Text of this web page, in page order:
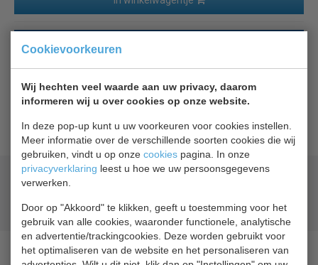
Cookievoorkeuren
Wij hechten veel waarde aan uw privacy, daarom
informeren wij u over cookies op onze website.
In deze pop-up kunt u uw voorkeuren voor cookies instellen.
Meer informatie over de verschillende soorten cookies die wij
gebruiken, vindt u op onze cookies pagina. In onze
privacyverklaring leest u hoe we uw persoonsgegevens
verwerken.
Door op "Akkoord" te klikken, geeft u toestemming voor het
gebruik van alle cookies, waaronder functionele, analytische
en advertentie/trackingcookies. Deze worden gebruikt voor
het optimaliseren van de website en het personaliseren van
Terug naar overzicht
Beschrijving Specificaties
Geld terug
prijsgarantie
Gratis verzending vanaf € 200,00